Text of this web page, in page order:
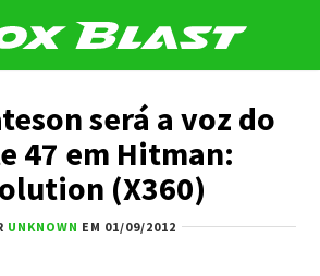
será a voz do
47 em Hitman:
(X360)
UNKNOWN EM 01/09/2012